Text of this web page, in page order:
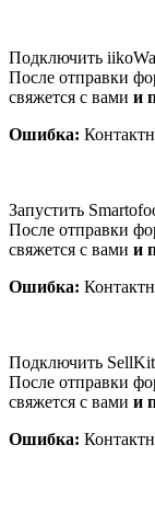
Подключить
После отправки
свяжется с вами и
Ошибка:
Запустить
После отправки
свяжется с вами и
Ошибка:
Подключить SellKit
После отправки
свяжется с вами и
Ошибка: